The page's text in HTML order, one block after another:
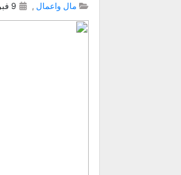
مال واعمال ,